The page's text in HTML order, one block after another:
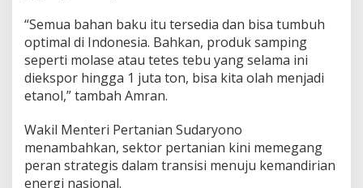
“Semua bahan baku itu tersedia dan bisa tumbuh
optimal di Indonesia. Bahkan, produk samping
seperti molase atau tetes tebu yang selama ini
diekspor hingga 1 juta ton, bisa kita olah menjadi
etanol,” tambah Amran.
Wakil Menteri Pertanian Sudaryono
menambahkan, sektor pertanian kini memegang
peran strategis dalam transisi menuju kemandirian
energi nasional.